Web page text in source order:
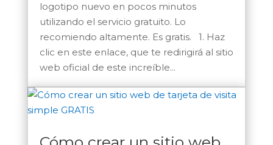
logotipo nuevo en pocos minutos
utilizando el servicio gratuito. Lo
recomiendo altamente. Es gratis. 1. Haz
clic en este enlace, que te redirigirá al sitio
web oficial de este increíble...